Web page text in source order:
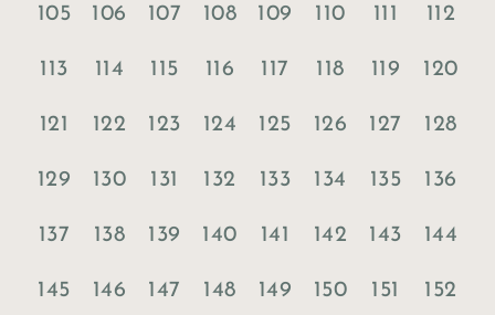
105 106 107 108 109 110 111 112
113 114 115 116 117 118 119 120
121 122 123 124 125 126 127 128
129 130 131 132 133 134 135 136
137 138 139 140 141 142 143 144
145 146 147 148 149 150 151 152